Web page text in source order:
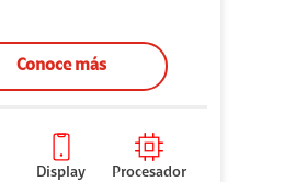
Conoce más
Display
Procesador